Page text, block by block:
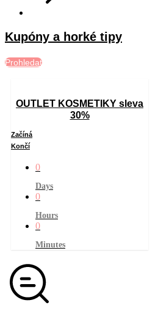
Kupóny a horké tipy
Prohledat
OUTLET KOSMETIKY sleva
30%
Začíná
Končí
0
Days
0
Hours
0
Minutes